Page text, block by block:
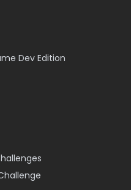
Dev Edition